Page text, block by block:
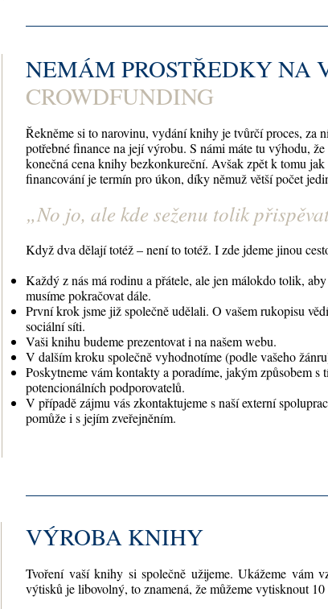
NEMÁM PROSTŘEDKY NA
CROWDFUNDING
Řekněme si to narovinu, vydání knihy je tvůrčí proces, za
potřebné finance na její výrobu. S námi máte tu výhodu,
konečná cena knihy bezkonkureční. Avšak zpět k tomu
financování je termín pro úkon, díky němuž větší počet
„No jo, ale kde seženu tolik
Když dva dělají totéž – není to totéž. I zde jdeme jinou
Každý z nás má rodinu a přátele, ale jen málokdo tolik,
musíme pokračovat dále.
První krok jsme již společně udělali. O vašem rukopisu
sociální síti.
Vaši knihu budeme prezentovat i na našem webu.
V dalším kroku společně vyhodnotíme (podle vašeho
Poskytneme vám kontakty a poradíme, jakým způsobem s
potencionálních podporovatelů.
V případě zájmu vás zkontaktujeme s naší externí
pomůže i s jejím zveřejněním.
VÝROBA KNIHY
Tvoření vaší knihy si společně užijeme. Ukážeme vám
výtisků je libovolný, to znamená, že můžeme vytisknout